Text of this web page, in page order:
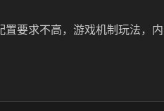
要求不高，游戏机制玩法，内